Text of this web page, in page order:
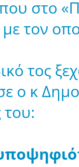
στο
τον
τος
ο κ
του: